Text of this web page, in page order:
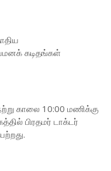
கடிதங்கள்
காலை 10:00 மணிக்கு
பிரதமர் டாக்டர்